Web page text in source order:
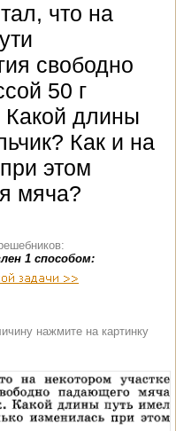
что на
свободно
50 г
длины
Как и на
этом
мяча?
1 способом:
нажмите на картинку